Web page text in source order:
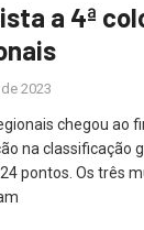
a 4ª
2023
chegou ao
na classificação
pontos. Os três